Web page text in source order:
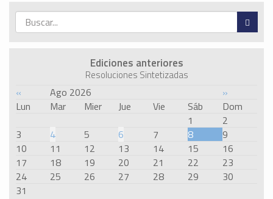
Ediciones anteriores
Resoluciones Sintetizadas
« Ago 2026
»
Lun
Mar Mier Jue Vie Sáb
Dom
1
2
3
4 5 6 7 8
9
10
11 12 13 14 15
16
17
18 19 20 21 22
23
24
25 26 27 28 29
30
31